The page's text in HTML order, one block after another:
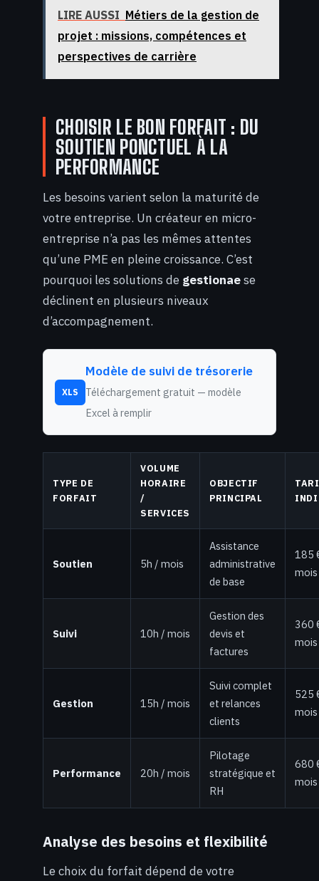
LIRE AUSSI Métiers de la gestion de
projet : missions, compétences et
perspectives de carrière
CHOISIR LE BON FORFAIT : DU
SOUTIEN PONCTUEL À LA
PERFORMANCE
Les besoins varient selon la maturité de
votre entreprise. Un créateur en micro-
entreprise n’a pas les mêmes attentes
qu’une PME en pleine croissance. C’est
pourquoi les solutions de gestionaese
déclinent en plusieurs niveaux
d’accompagnement.
XLS
Modèle de suivi de trésorerie
Téléchargement gratuit — modèle
Excel à remplir
TYPE DE
FORFAIT
VOLUME
HORAIRE
/
SERVICES
OBJECTIF
PRINCIPAL
Soutien 5h / mois
Assistance
administrative
de base
185
mois
Suivi 10h / mois
Gestion des
devis et
factures
360
mois
Gestion 15h / mois
Suivi complet
et relances
clients
525
mois
Performance 20h / mois
Pilotage
stratégique et
RH
680
mois
Analyse des besoins et flexibilité
Le choix du forfait dépend de votre